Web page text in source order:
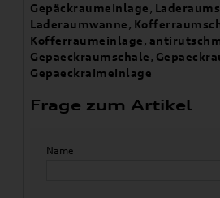
Gepäckraumeinlage,
Laderaumwanne,
Kofferraumeinlage,
Gepaeckraumschale,
Gepaeckraimeinlage
Frage zum Artikel
Name